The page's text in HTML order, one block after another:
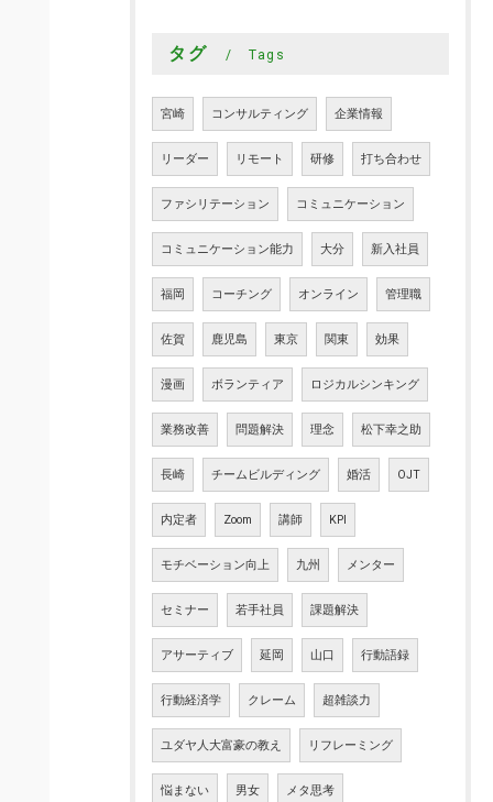
タグ Tags
宮崎 コンサルティング 企業情報
リーダー リモート 研修 打ち合わせ
ファシリテーション コミュニケーション
コミュニケーション能力 大分 新入社員
福岡 コーチング オンライン 管理職
佐賀 鹿児島 東京 関東 効果
漫画 ボランティア ロジカルシンキング
業務改善 問題解決 理念 松下幸之助
長崎 チームビルディング 婚活 OJT
内定者 Zoom 講師 KPI
モチベーション向上 九州 メンター
セミナー 若手社員 課題解決
アサーティブ 延岡 山口 行動語録
行動経済学 クレーム 超雑談力
ユダヤ人大富豪の教え リフレーミング
悩まない 男女 メタ思考